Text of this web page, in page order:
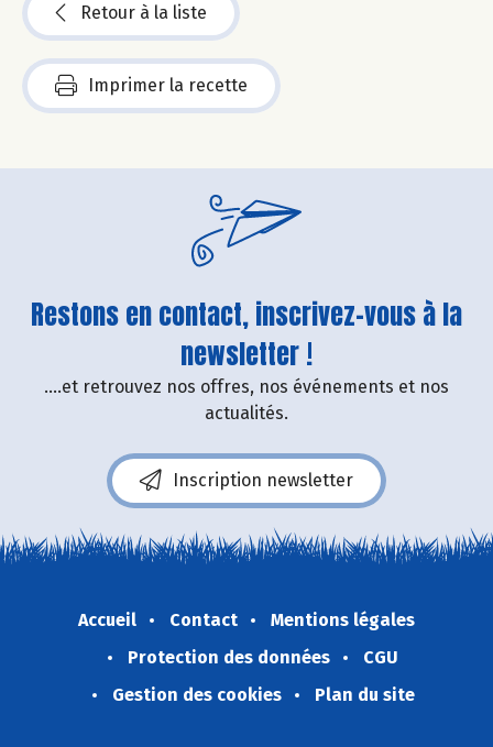
Retour à la liste
Imprimer la recette
Restons en contact, inscrivez-vous à la
newsletter !
....et retrouvez nos offres, nos événements et nos
actualités.
Inscription newsletter
Accueil Contact
Mentions légales
Protection des données
CGU
Gestion des cookies
Plan du site